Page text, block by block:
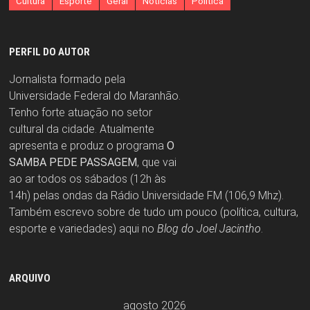
PERFIL DO AUTOR
Jornalista formado pela
Universidade Federal do Maranhão.
Tenho forte atuação no setor
cultural da cidade. Atualmente
apresenta e produz o programa O
SAMBA PEDE PASSAGEM, que vai
ao ar todos os sábados (12h às
14h) pelas ondas da Rádio Universidade FM (106,9 Mhz).
Também escrevo sobre de tudo um pouco (política, cultura,
esporte e variedades) aqui no Blog do Joel Jacintho.
ARQUIVO
agosto 2026